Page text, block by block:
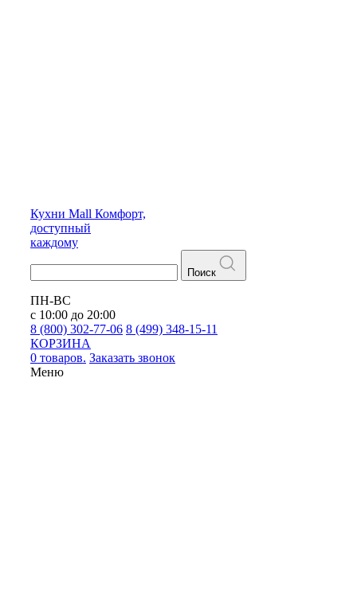
Кухни Mall Комфорт,
доступный
каждому
Поиск
ПН-ВС
с 10:00 до 20:00
8 (800) 302-77-06 8 (499) 348-15-11
КОРЗИНА
0 товаров. Заказать звонок
Меню